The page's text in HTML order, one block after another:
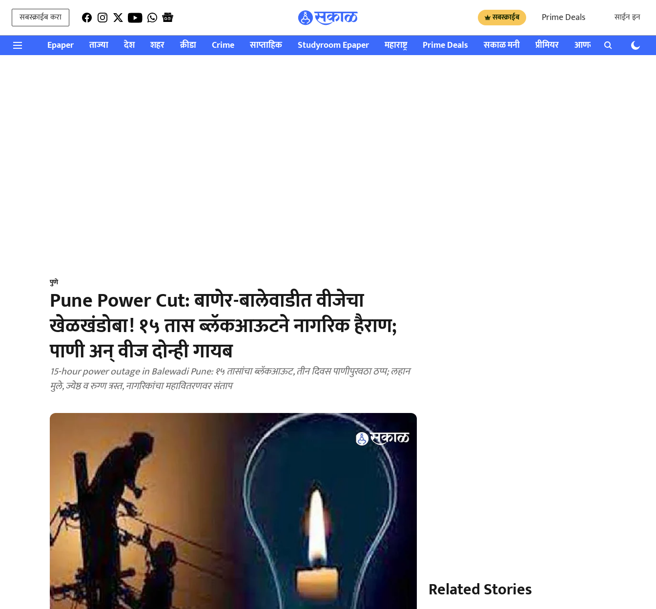
सबस्क्राईब करा सबस्क्राईब Prime Deals साईन इन
Epaper ताज्या देश शहर क्रीडा Crime साप्ताहिक Studyroom Epaper महाराष्ट्र Prime Deals सकाळ मनी प्रीमियर आणखी राशी भविष्य
पुणे
Pune Power Cut: बाणेर-बालेवाडीत वीजेचा
खेळखंडोबा! १५ तास ब्लॅकआऊटने नागरिक हैराण;
पाणी अन् वीज दोन्ही गायब
15-hour power outage in Balewadi Pune: १५ तासांचा ब्लॅकआऊट, तीन दिवस पाणीपुरवठा ठप्प; लहान
मुले, ज्येष्ठ व रुग्ण त्रस्त, नागरिकांचा महावितरणवर संताप
Related Stories